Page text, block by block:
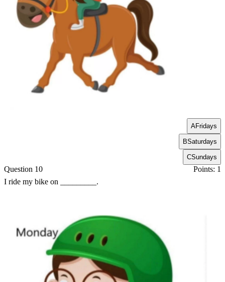
AFridays
BSaturdays
CSundays
Question 10
Points: 1
I ride my bike on _________.